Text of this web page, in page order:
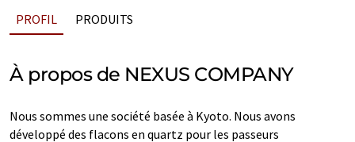
PROFIL PRODUITS
À propos de NEXUS COMPANY
Nous sommes une société basée à Kyoto. Nous avons
développé des flacons en quartz pour les passeurs